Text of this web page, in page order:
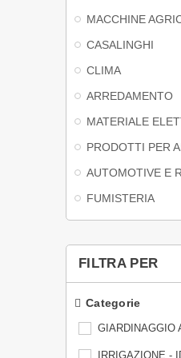
MACCHINE
CASALINGHI
CLIMA
ARREDAMENTO
MATERIALE
PRODOTTI PER
AUTOMOTIVE E
FUMISTERIA
FILTRA PER
Categorie
GIARDINAGGIO
IRRIGAZIONE -